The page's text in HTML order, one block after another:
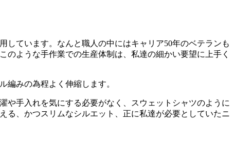
しています。なんと職人の中にはキャリア50年のベテランも
ような手作業での生産体制は、私達の細かい要望に上手く
編みの為程よく伸縮します。
や手入れを気にする必要がなく、スウェットシャツのように
る、かつスリムなシルエット、正に私達が必要としていたニ